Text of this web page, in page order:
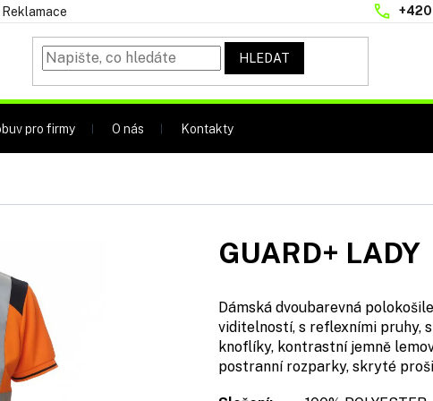
Reklamace
HLEDAT
pro firmy O nás Kontakty
Dámská dvoubarevná
viditelností, s reflexními pruhy,
knoflíky, kontrastní jemně
postranní rozparky, skryté
GUARD+ LADY